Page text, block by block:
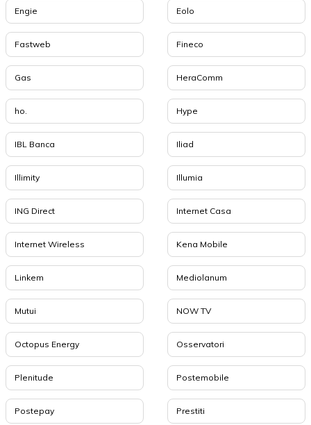
Engie Eolo
Fastweb Fineco
Gas HeraComm
ho. Hype
IBL Banca Iliad
Illimity Illumia
ING Direct Internet Casa
Internet Wireless Kena Mobile
Linkem Mediolanum
Mutui NOW TV
Octopus Energy Osservatori
Plenitude Postemobile
Postepay Prestiti